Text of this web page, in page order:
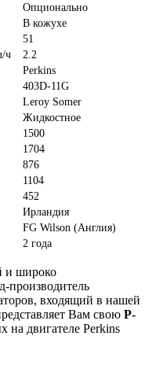
Опционально
В кожухе
51
ч
2.2
Perkins
403D-11G
Leroy Somer
Жидкостное
1500
1704
876
1104
452
Ирландия
FG Wilson (Англия)
2 года
и широко
производитель
входящий в нашей
Вам свою P-
на двигателе Perkins